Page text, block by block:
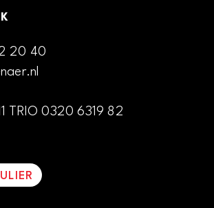
20 40
TRIO 0320 6319 82